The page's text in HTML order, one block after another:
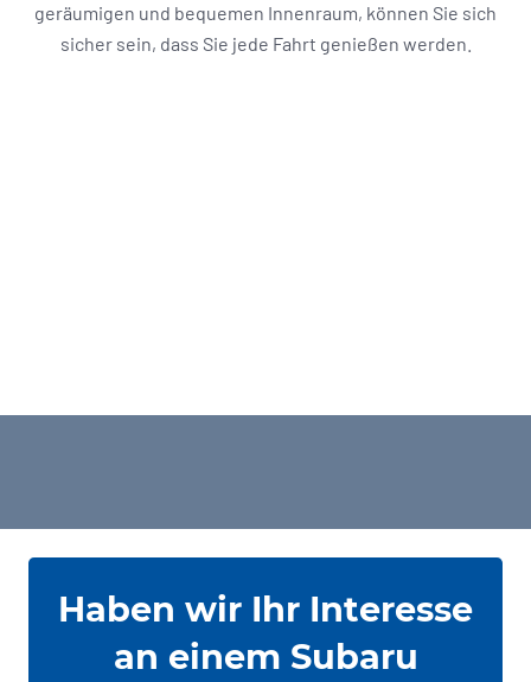
geräumigen und bequemen Innenraum, können Sie sich
sicher sein, dass Sie jede Fahrt genießen werden.
Erforderlichen Service akzeptieren
und Inhalte entsperren
Haben wir Ihr Interesse
an einem Subaru